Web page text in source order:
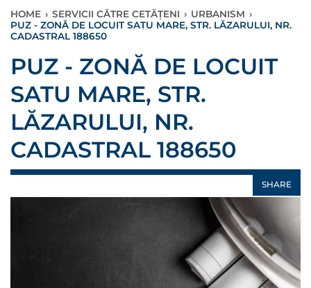
HOME › SERVICII CĂTRE CETĂȚENI › URBANISM ›
PUZ - ZONĂ DE LOCUIT SATU MARE, STR. LĂZARULUI, NR.
CADASTRAL 188650
PUZ - ZONĂ DE LOCUIT
SATU MARE, STR.
LĂZARULUI, NR.
CADASTRAL 188650
SHARE